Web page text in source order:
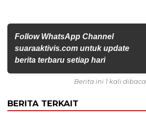
Follow WhatsApp Channel
suaraaktivis.com untuk update
berita terbaru setiap hari
Berita ini 1 kali dibaca
BERITA TERKAIT